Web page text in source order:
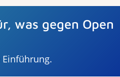
was gegen Open